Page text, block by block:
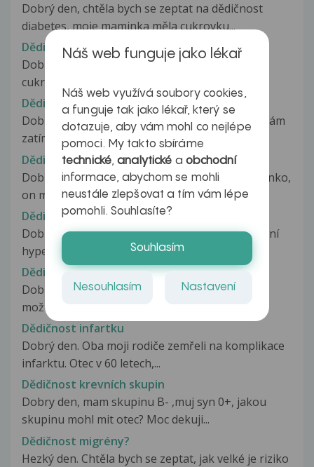
Dobrý den, chtěla bych se zeptat na dědičnost
diabetes, moje maminka měla cukrovku...
Dědičnost diabetu typu 2
Dobrý den, chtěla bych se zeptat, zda můžu mít
cukrovku i přes negativní krevní...
Dědičnost diabetu typu 2
Dobrý den, mám takový dotaz. Je mi 53 let, nemám
zatím žádné zdravotní problémy....
Dědičnost epilepsie
Dobrý den mám dotaz, čekáme s přítelem miminko,
on má epileptické záchvaty....
Dědičnost familiární hypercholesterolie
Dobrý den. Už dlouhou dobu se léčím s familiární
hypercholesterolemií. Je mi...
Dědičnost Hodgkinova lymfomu
Dobrý večer.Chtěl bych se Vás zeptat zda-li je
možné, že bych mohl být onkologicky...
Dědičnost infartku
Dobrý den. Oba moji rodiče zemřeli na komplikace
infarktu. Otec v 60 letech,...
Dědičnost krevních skupin
Dobry den, mam skupinu B- ,muj syn 0+, jakou
skupinu mohl mit otec? Moc dekuji...
Dědičnost migrény?
Hezký den. Chtěla bych se zeptat, jak velké je riziko
Náš web funguje jako lékař
Náš web využívá soubory cookies,
a funguje tak jako lékař, který se
dotazuje, aby vám mohl co nejlépe
pomoci. My takto sbíráme
technické,analytické a obchodní
informace, abychom se mohli
neustále zlepšovat a tím vám lépe
pomohli. Souhlasíte?
Souhlasím
Nesouhlasím Nastavení